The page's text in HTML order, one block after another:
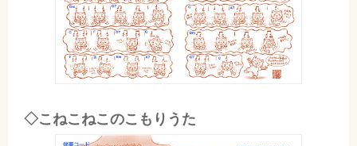
◇こねこねこのこもりうた